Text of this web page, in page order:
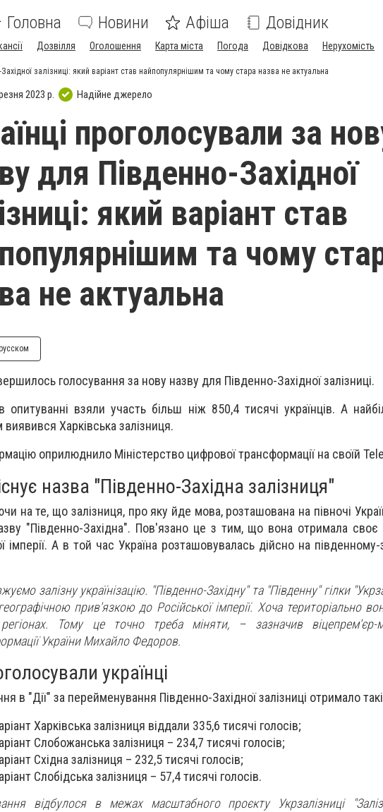
Головна Новини Афіша Довідник
Дозвілля Оголошення Карта міста Погода Довідкова Нерухомість
залізниці: який варіант став найпопулярнішим та чому стара назва не актуальна
2023 р. Надійне джерело
проголосували за
для Південно-Західної
який варіант став
та чому
не актуальна
голосування за нову назву для Південно-Західної залізниці.
опитуванні взяли участь більш ніж 850,4 тисячі українців. А
виявився Харківська залізниця.
оприлюднило Міністерство цифрової трансформації на своїй
назва "Південно-Західна залізниця"
на те, що залізниця, про яку йде мова, розташована на півночі
"Південно-Західна". Пов'язано це з тим, що вона отримала
імперії. А в той час Україна розташовувалась дійсно на південному-
залізну українізацію. "Південно-Західну" та "Південну" гілки
прив'язкою до Російської імперії. Хоча територіально
Тому це точно треба міняти, – зазначив віцепрем'єр-
України Михайло Федоров.
українці
в "Дії" за перейменування Південно-Західної залізниці отримало
Харківська залізниця віддали 335,6 тисячі голосів;
Слобожанська залізниця – 234,7 тисячі голосів;
Східна залізниця – 232,5 тисячі голосів;
Слобідська залізниця – 57,4 тисячі голосів.
відбулося в межах масштабного проєкту Укрзалізниці